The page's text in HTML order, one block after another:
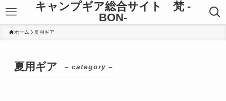
キャンプギア総合サイト 梵 -
BON-
ホーム 夏用ギア
夏用ギア – category –